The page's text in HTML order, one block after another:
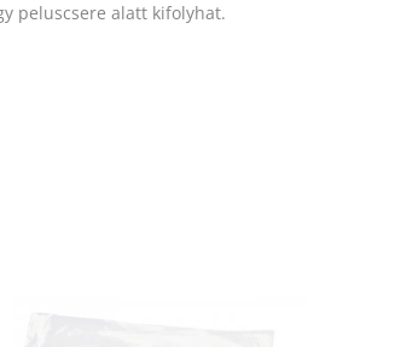
peluscsere alatt kifolyhat.